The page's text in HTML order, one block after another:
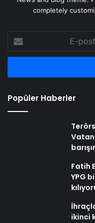
completely
posta
adresinizi
Popüler Haberler
Fatih
YPG
ikinci